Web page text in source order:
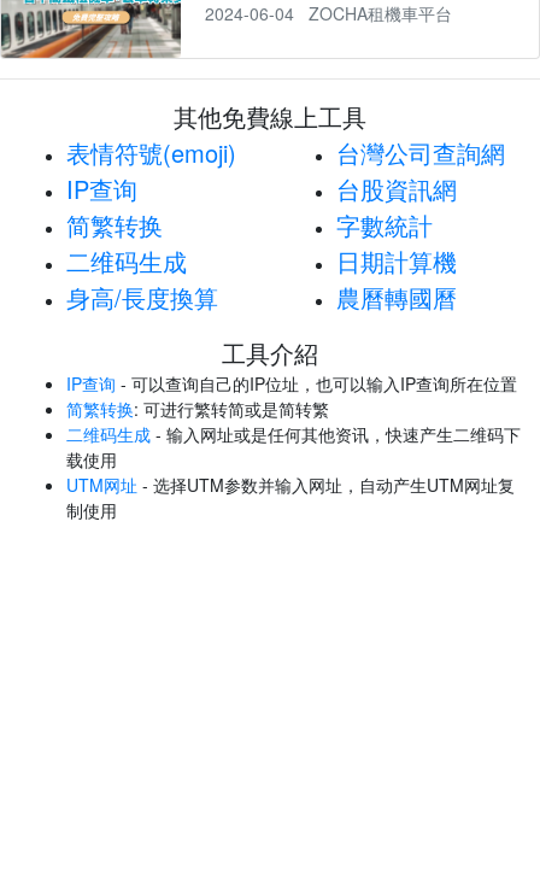
2024-06-04
ZOCHA租機車平台
其他免費線上工具
表情符號(emoji)
IP查询
简繁转换
二维码生成
身高/長度換算
台灣公司查詢網
台股資訊網
字數統計
日期計算機
農曆轉國曆
工具介紹
IP查询 - 可以查询自己的IP位址，也可以输入IP查询所在位置
简繁转换: 可进行繁转简或是简转繁
二维码生成 - 输入网址或是任何其他资讯，快速产生二维码下
载使用
UTM网址 - 选择UTM参数并输入网址，自动产生UTM网址复
制使用